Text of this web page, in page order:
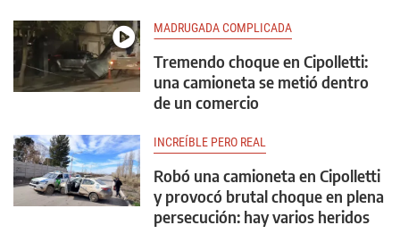
MADRUGADA COMPLICADA
Tremendo choque en Cipolletti:
una camioneta se metió dentro
de un comercio
INCREÍBLE PERO REAL
Robó una camioneta en Cipolletti
y provocó brutal choque en plena
persecución: hay varios heridos